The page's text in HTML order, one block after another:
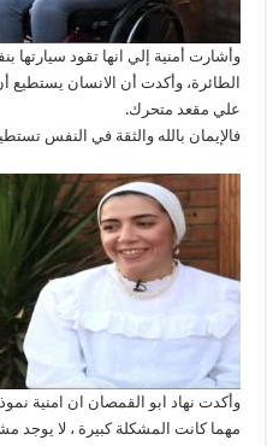
وأشارت أمنية إلي انها تقود سيارتها
الطائرة، وأكدت أن الانسان يستطيع
علي مقعد متحرك.
فالإيمان بالله والثقة في النفس
وأكدت نهاد ابو القمصان ان امنية
مهما كانت المشكلة كبيرة ، لا